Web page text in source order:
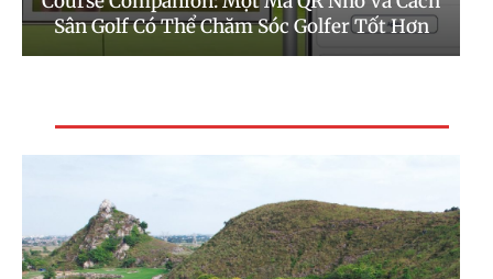
Sân Golf Có Thể Chăm Sóc Golfer Tốt Hơn